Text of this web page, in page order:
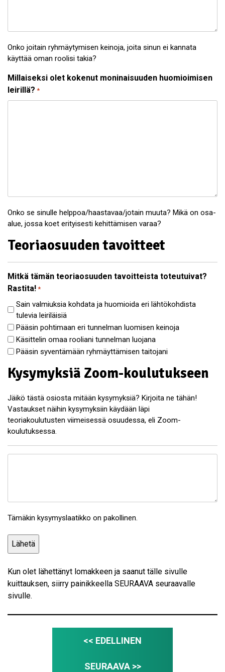
Onko joitain ryhmäytymisen keinoja, joita sinun ei kannata
käyttää oman roolisi takia?
Millaiseksi olet kokenut moninaisuuden huomioimisen
leirillä? *
Onko se sinulle helppoa/haastavaa/jotain muuta? Mikä on osa-
alue, jossa koet erityisesti kehittämisen varaa?
Teoriaosuuden tavoitteet
Mitkä tämän teoriaosuuden tavoitteista toteutuivat?
Rastita! *
Sain valmiuksia kohdata ja huomioida eri lähtökohdista
tulevia leiriläisiä
Pääsin pohtimaan eri tunnelman luomisen keinoja
Käsittelin omaa rooliani tunnelman luojana
Pääsin syventämään ryhmäyttämisen taitojani
Kysymyksiä Zoom-koulutukseen
Jäikö tästä osiosta mitään kysymyksiä? Kirjoita ne tähän!
Vastaukset näihin kysymyksiin käydään läpi
teoriakoulutusten viimeisessä osuudessa, eli Zoom-
koulutuksessa.
k
y
m
y
k
e
Tämäkin kysymyslaatikko on pakollinen.
Kun olet lähettänyt lomakkeen ja saanut tälle sivulle
kuittauksen, siirry painikkeella SEURAAVA seuraavalle
sivulle.
<< EDELLINEN
SEURAAVA >>